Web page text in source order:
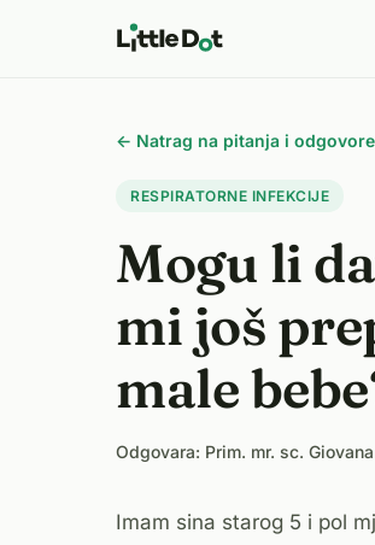
← Natrag na pitanja i odgovore
RESPIRATORNE INFEKCIJE
Mogu li
mi još
male
Odgovara: Prim. mr. sc.
Imam sina starog 5 i pol